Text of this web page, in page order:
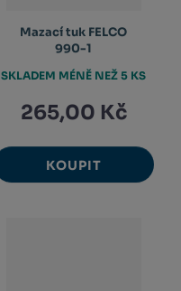
Mazací tuk FELCO
990-1
265,00 Kč
KOUPIT
SKLADEM MÉNĚ NEŽ 5 KS